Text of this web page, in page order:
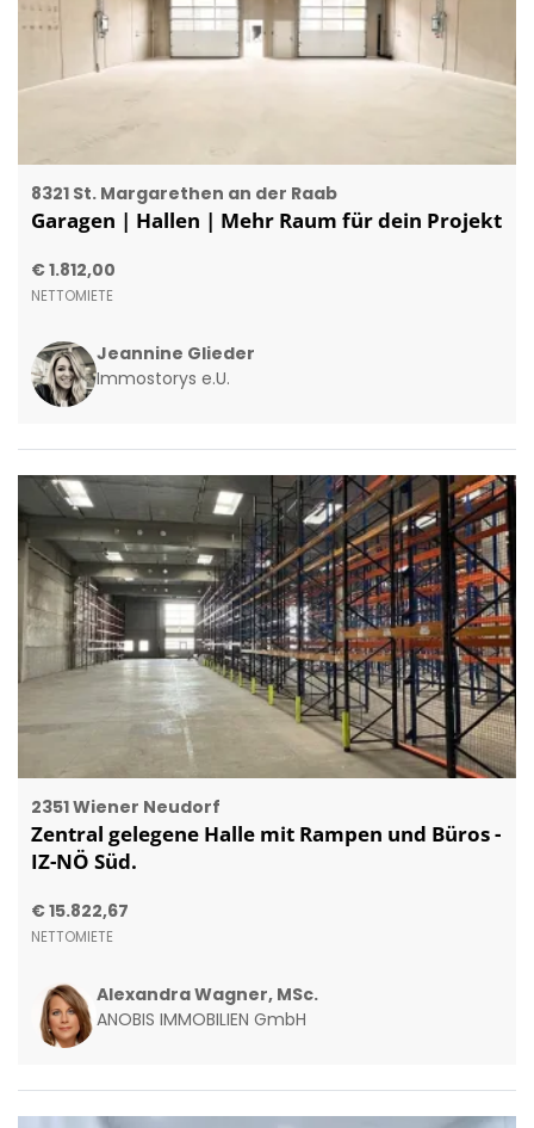
8321 St. Margarethen an der Raab
Garagen | Hallen | Mehr Raum für dein Projekt
€ 1.812,00
NETTOMIETE
Jeannine Glieder
Immostorys e.U.
2351 Wiener Neudorf
Zentral gelegene Halle mit Rampen und Büros -
IZ-NÖ Süd.
€ 15.822,67
NETTOMIETE
Alexandra Wagner, MSc.
ANOBIS IMMOBILIEN GmbH